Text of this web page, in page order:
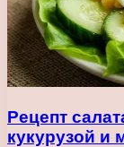
Рецепт
кукурузой